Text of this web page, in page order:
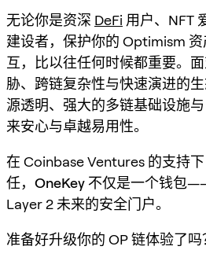
无论你是资深 DeFi 用户、NFT
建设者，保护你的 Optimism
互，比以往任何时候都重要。
胁、跨链复杂性与快速演进的
源透明、强大的多链基础设施与
来安心与卓越易用性。
在 Coinbase Ventures 的支持
任， OneKey 不仅是一个钱包
Layer 2 未来的安全门户。
准备好升级你的 OP 链体验了吗